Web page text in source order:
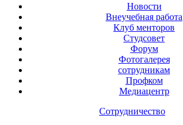
Новости
Внеучебная работа
Клуб менторов
Студсовет
Форум
Фотогалерея
сотрудникам
Профком
Медиацентр
Сотрудничество